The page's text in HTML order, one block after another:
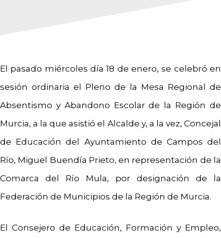
El pasado miércoles día 18 de enero, se celebró en
sesión ordinaria el Pleno de la Mesa Regional de
Absentismo y Abandono Escolar de la Región de
Murcia, a la que asistió el Alcalde y, a la vez, Concejal
de Educación del Ayuntamiento de Campos del
Río, Miguel Buendía Prieto, en representación de la
Comarca del Río Mula, por designación de la
Federación de Municipios de la Región de Murcia.
El Consejero de Educación, Formación y Empleo,